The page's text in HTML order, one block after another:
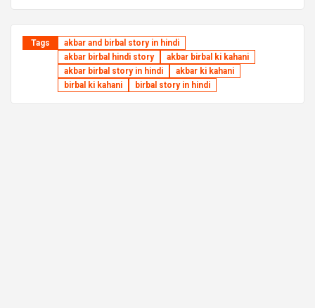
Tags
akbar and birbal story in hindi
akbar birbal hindi story
akbar birbal ki kahani
akbar birbal story in hindi
akbar ki kahani
birbal ki kahani
birbal story in hindi